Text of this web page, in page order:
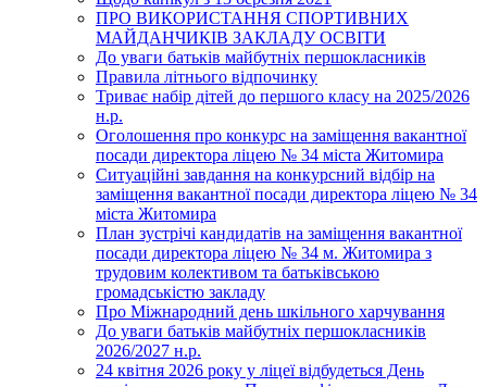
ПРО ВИКОРИСТАННЯ СПОРТИВНИХ
МАЙДАНЧИКІВ ЗАКЛАДУ ОСВІТИ
До уваги батьків майбутніх першокласників
Правила літнього відпочинку
Триває набір дітей до першого класу на 2025/2026
н.р.
Оголошення про конкурс на заміщення вакантної
посади директора ліцею № 34 міста Житомира
Ситуаційні завдання на конкурсний відбір на
заміщення вакантної посади директора ліцею № 34
міста Житомира
План зустрічі кандидатів на заміщення вакантної
посади директора ліцею № 34 м. Житомира з
трудовим колективом та батьківською
громадськістю закладу
Про Міжнародний день шкільного харчування
До уваги батьків майбутніх першокласників
2026/2027 н.р.
24 квітня 2026 року у ліцеї відбудеться День